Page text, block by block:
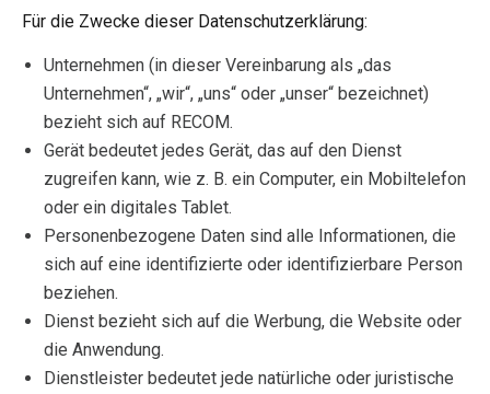
Für die Zwecke dieser Datenschutzerklärung:
Unternehmen (in dieser Vereinbarung als „das
Unternehmen“, „wir“, „uns“ oder „unser“ bezeichnet)
bezieht sich auf RECOM.
Gerät bedeutet jedes Gerät, das auf den Dienst
zugreifen kann, wie z. B. ein Computer, ein Mobiltelefon
oder ein digitales Tablet.
Personenbezogene Daten sind alle Informationen, die
sich auf eine identifizierte oder identifizierbare Person
beziehen.
Dienst bezieht sich auf die Werbung, die Website oder
die Anwendung.
Dienstleister bedeutet jede natürliche oder juristische